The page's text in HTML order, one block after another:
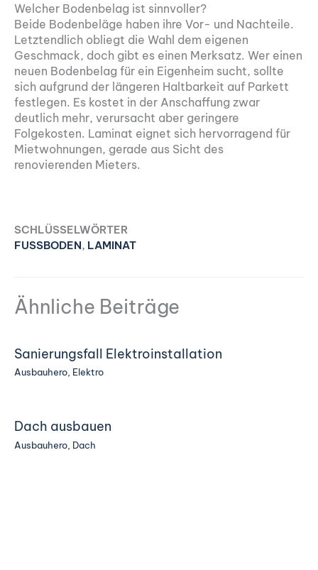
Welcher Bodenbelag ist sinnvoller?
Beide Bodenbeläge haben ihre Vor- und Nachteile.
Letztendlich obliegt die Wahl dem eigenen
Geschmack, doch gibt es einen Merksatz. Wer einen
neuen Bodenbelag für ein Eigenheim sucht, sollte
sich aufgrund der längeren Haltbarkeit auf Parkett
festlegen. Es kostet in der Anschaffung zwar
deutlich mehr, verursacht aber geringere
Folgekosten. Laminat eignet sich hervorragend für
Mietwohnungen, gerade aus Sicht des
renovierenden Mieters.
SCHLÜSSELWÖRTER
FUSSBODEN
, LAMINAT
Ähnliche Beiträge
Sanierungsfall Elektroinstallation
Ausbauhero, Elektro
Dach ausbauen
Ausbauhero Dach